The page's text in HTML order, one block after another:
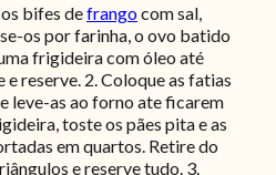
bifes defrangocom sal,
os por farinha, o ovo batido
frigideira com óleo até
reserve. 2. Coloque as fatias
leve-as ao forno ate ficarem
toste os pães pita e as
em quartos. Retire do
e reserve tudo. 3.